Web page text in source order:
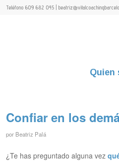
Teléfono 609 682 045 |
Quien
Confiar en los
por Beatriz Palá
¿Te has preguntado alguna vez